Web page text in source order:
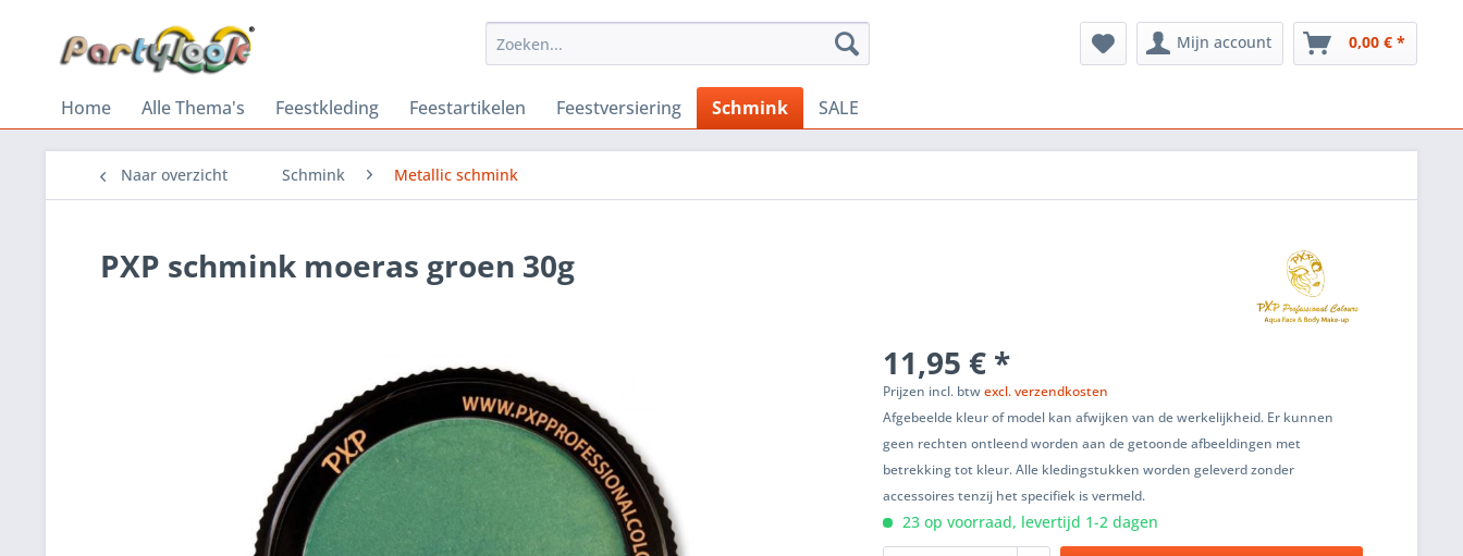
Mijn account 0,00 € *
Home Alle Thema's Feestkleding Feestartikelen Feestversiering Schmink SALE
Naar overzicht Schmink Metallic schmink
PXP schmink moeras groen 30g
11,95 € *
Prijzen incl. btwexcl. verzendkosten
Afgebeelde kleur of model kan afwijken van de werkelijkheid. Er kunnen
geen rechten ontleend worden aan de getoonde afbeeldingen met
betrekking tot kleur. Alle kledingstukken worden geleverd zonder
accessoires tenzij het specifiek is vermeld.
23 op voorraad, levertijd 1-2 dagen